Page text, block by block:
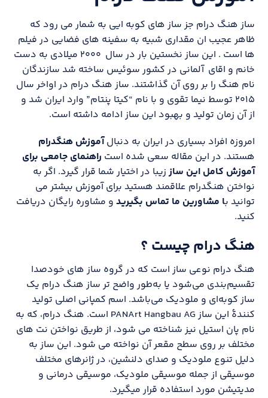
ساز هنگ درام جز ساز های کوبه ایی به شمار می رود که
ظاهر عجیب ان مقداری شبیه به سفینه های فضایی در فیلم
ها است . این ساز نخستین بار در سال ۲۰۰۰ میلادی به دست
خانم و اقای آلمانی در کشور سوئیس ساخته شد سازندگان
نام هنگ را بر روی آن گذاشتند. ساز هنگ درام در اواخر سال
۲۰۱۵ توسط نیما تقوی و با نام “کیتا پنتام” وارد ایران شد و
از آن زمان تولید و بهبود این ساز ادامه داشته است​.
امروزه افراد بسیاری در ایران به دنبالآموزش هنگدرام
هستند. در این مقاله سعی شده است راهنمای جامعی برای
آموزش کامل این ساززیبا در اختیار شما قرار گیرد. اگر به
نواختن هنگدرام علاقمند هستید برای آموزش بیشتر می
توانید با مشاورین ما تماس بگیرید و مشاوره رایگان دریافت
کنید.
هنگ درام چیست ؟
هنگ درام نوعی ساز است که در گروه ساز های خودصدا
تقسیم‌بندی می‌شود یا به‌طور واضح تر ساز هنگ درام یک
ساز کوبه‌ای و ملودیک می‌باشد. اسم کمپانی اصلی تولید
کنندهٔ این ساز PANArt Hangbau AG است. هنگ درام، که به
نام پان استیل نیز شناخته می شود، از طریق نواختن نت های
مختلف بر روی سطح مقعر آن نواخته می شود. این ساز به
دلیل تنوع ملودیک و صدای دلنشین، در ژانرهای مختلف
موسیقی از جمله موسیقی ملودیک، موسیقی درمانی و
مدیتیشن مورد استفاده قرار میگیرد.